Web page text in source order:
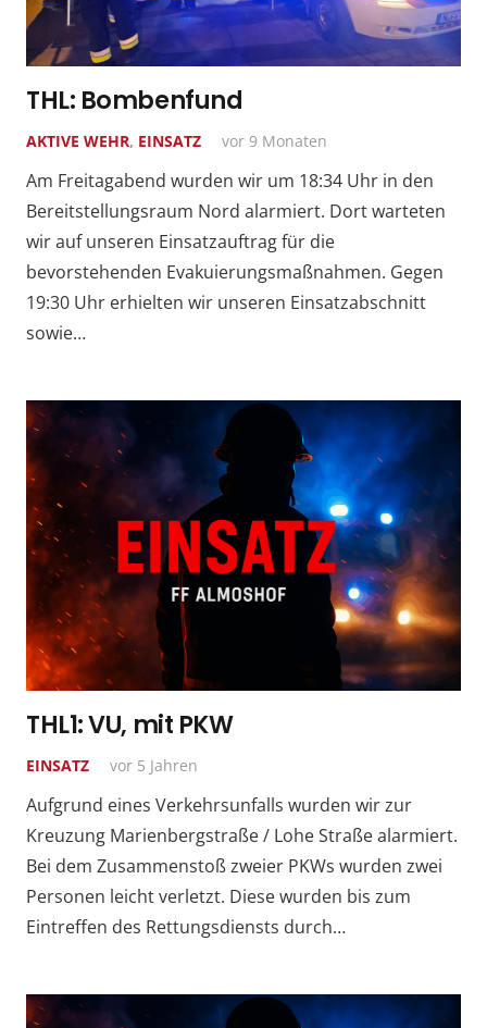
THL: Bombenfund
AKTIVE WEHR, EINSATZ vor 9 Monaten
Am Freitagabend wurden wir um 18:34 Uhr in den
Bereitstellungsraum Nord alarmiert. Dort warteten
wir auf unseren Einsatzauftrag für die
bevorstehenden Evakuierungsmaßnahmen. Gegen
19:30 Uhr erhielten wir unseren Einsatzabschnitt
sowie…
THL1: VU, mit PKW
EINSATZ vor 5 Jahren
Aufgrund eines Verkehrsunfalls wurden wir zur
Kreuzung Marienbergstraße / Lohe Straße alarmiert.
Bei dem Zusammenstoß zweier PKWs wurden zwei
Personen leicht verletzt. Diese wurden bis zum
Eintreffen des Rettungsdiensts durch…